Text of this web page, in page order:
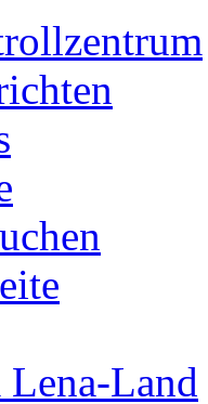
Land